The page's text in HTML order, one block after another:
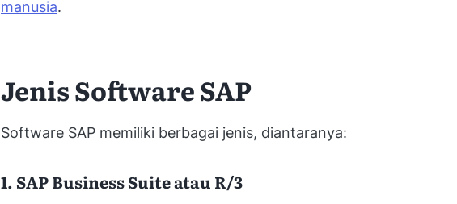
manusia.
Jenis Software SAP
Software SAP memiliki berbagai jenis, diantaranya:
1. SAP Business Suite atau R/3